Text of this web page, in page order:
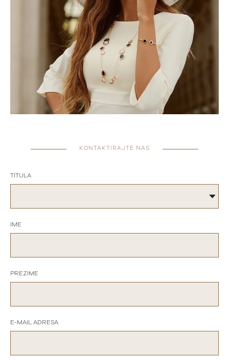
KONTAKTIRAJTE NAS
TITULA
IME
PREZIME
E-MAIL ADRESA